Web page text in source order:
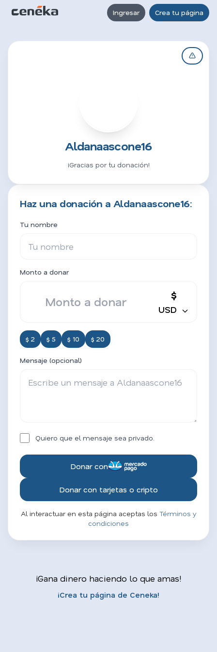
Ingresar Crea tu página
Aldanaascone16
¡Gracias por tu donación!
Haz una donación a Aldanaascone16:
Tu nombre
Monto a donar
$
USD
$ 2 $ 5 $ 10 $ 20
Mensaje (opcional)
Quiero que el mensaje sea privado.
Donar con
Donar con tarjetas o cripto
Al interactuar en esta página aceptas los Términos y
condiciones
¡Gana dinero haciendo lo que amas!
¡Crea tu página de Ceneka!